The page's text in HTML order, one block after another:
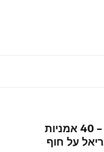
“השראה נשית” – 40 אמניות
על חוף